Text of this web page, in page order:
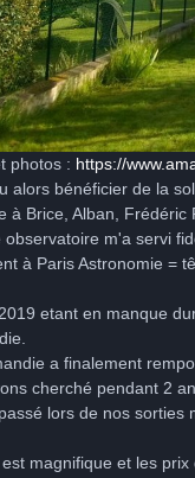
photos : https://
alors bénéficier de la
à Brice, Alban, Frédéric
observatoire m'a servi
à Paris Astronomie =
etant en manque
a finalement
cherché pendant 2
lors de nos sorties
magnifique et les